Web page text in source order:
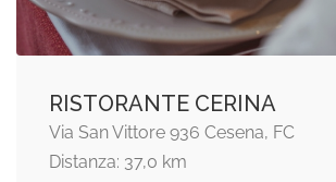
RISTORANTE CERINA
Via San Vittore 936 Cesena, FC
Distanza: 37,0 km